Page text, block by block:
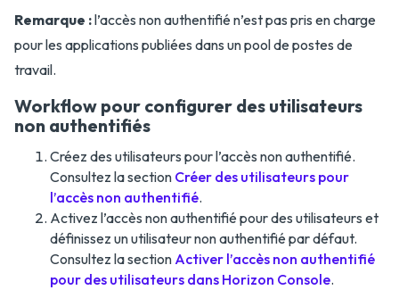
Remarque :l’accès non authentifié n’est pas pris en charge
pour les applications publiées dans un pool de postes de
travail.
Workflow pour configurer des utilisateurs
non authentifiés
Créez des utilisateurs pour l’accès non authentifié.
Consultez la section Créer des utilisateurs pour
l’accès non authentifié.
Activez l’accès non authentifié pour des utilisateurs et
définissez un utilisateur non authentifié par défaut.
Consultez la section Activer l’accès non authentifié
pour des utilisateurs dans Horizon Console.